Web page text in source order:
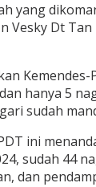
yang
Dt
hanya 5
sudah
ini
sudah 44